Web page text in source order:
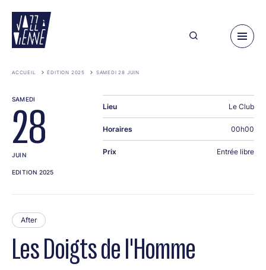
contenu
principal
ACCUEIL ÉDITION 2025 SAMEDI 28 JUIN
Les Doigts de l'Homme
After
SAMEDI
28
JUIN
EDITION 2025
Lieu Le Club
Horaires 00h00
Prix Entrée libre